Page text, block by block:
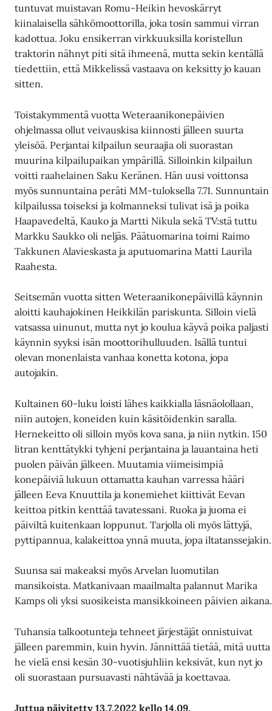
tuntuvat muistavan Romu-Heikin hevoskärryt
kiinalaisella sähkömoottorilla, joka tosin sammui virran
kadottua. Joku ensikerran virkkuuksilla koristellun
traktorin nähnyt piti sitä ihmeenä, mutta sekin kentällä
tiedettiin, että Mikkelissä vastaava on keksitty jo kauan
sitten.
Toistakymmentä vuotta Weteraanikonepäivien
ohjelmassa ollut veivauskisa kiinnosti jälleen suurta
yleisöä. Perjantai kilpailun seuraajia oli suorastan
muurina kilpailupaikan ympärillä. Silloinkin kilpailun
voitti raahelainen Saku Keränen. Hän uusi voittonsa
myös sunnuntaina peräti MM-tuloksella 7.71. Sunnuntain
kilpailussa toiseksi ja kolmanneksi tulivat isä ja poika
Haapavedeltä, Kauko ja Martti Nikula sekä TV:stä tuttu
Markku Saukko oli neljäs. Päätuomarina toimi Raimo
Takkunen Alavieskasta ja aputuomarina Matti Laurila
Raahesta.
Seitsemän vuotta sitten Weteraanikonepäivillä käynnin
aloitti kauhajokinen Heikkilän pariskunta. Silloin vielä
vatsassa uinunut, mutta nyt jo koulua käyvä poika paljasti
käynnin syyksi isän moottorihulluuden. Isällä tuntui
olevan monenlaista vanhaa konetta kotona, jopa
autojakin.
Kultainen 60-luku loisti lähes kaikkialla läsnäolollaan,
niin autojen, koneiden kuin käsitöidenkin saralla.
Hernekeitto oli silloin myös kova sana, ja niin nytkin. 150
litran kenttätykki tyhjeni perjantaina ja lauantaina heti
puolen päivän jälkeen. Muutamia viimeisimpiä
konepäiviä lukuun ottamatta kauhan varressa hääri
jälleen Eeva Knuuttila ja konemiehet kiittivät Eevan
keittoa pitkin kenttää tavatessani. Ruoka ja juoma ei
päiviltä kuitenkaan loppunut. Tarjolla oli myös lättyjä,
pyttipannua, kalakeittoa ynnä muuta, jopa iltatanssejakin.
Suunsa sai makeaksi myös Arvelan luomutilan
mansikoista. Matkanivaan maailmalta palannut Marika
Kamps oli yksi suosikeista mansikkoineen päivien aikana.
Tuhansia talkootunteja tehneet järjestäjät onnistuivat
jälleen paremmin, kuin hyvin. Jännittää tietää, mitä uutta
he vielä ensi kesän 30-vuotisjuhliin keksivät, kun nyt jo
oli suorastaan pursuavasti nähtävää ja koettavaa.
Juttua päivitetty 13.7.2022 kello 14.09.